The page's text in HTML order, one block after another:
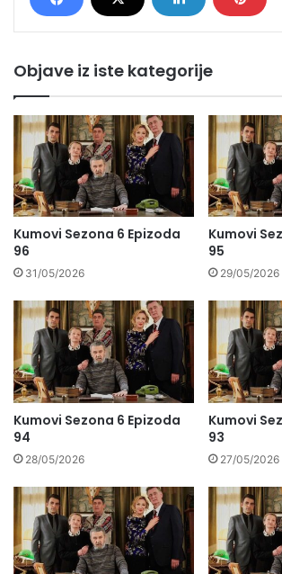
Objave iz iste kategorije
Kumovi Sezona 6 Epizoda
96
31/05/2026
Kumovi
95
29/05/2026
Kumovi Sezona 6 Epizoda
94
28/05/2026
Kumovi
93
27/05/2026